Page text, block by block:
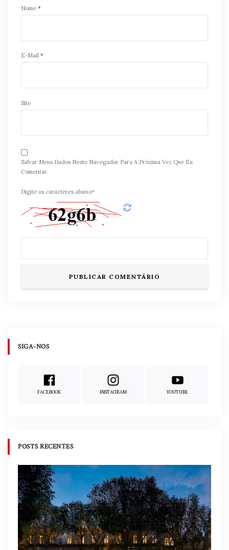
Nome *
E-Mail *
Site
Salvar Meus Dados Neste Navegador Para A Próxima Vez Que Eu
Comentar.
Digite os caracteres abaixo*
SIGA-NOS
FACEBOOK INSTAGRAM YOUTUBE
POSTS RECENTES